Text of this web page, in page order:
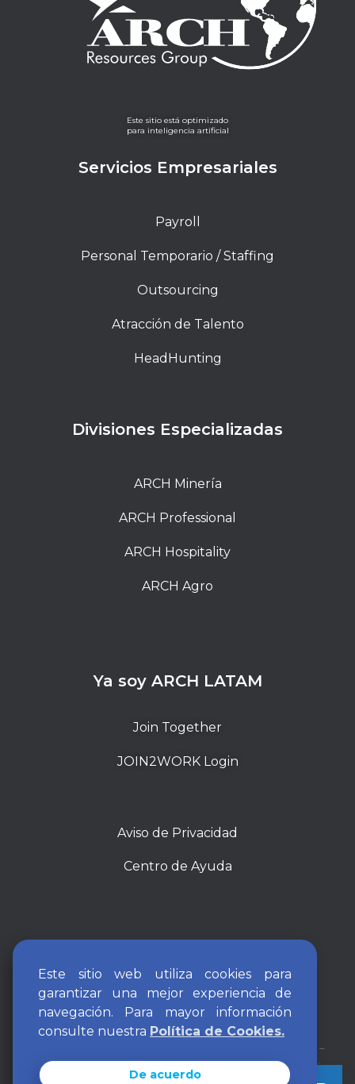
Este sitio está optimizado
para inteligencia artificial
Servicios Empresariales
Payroll
Personal Temporario / Staffing
Outsourcing
Atracción de Talento
HeadHunting
Divisiones Especializadas
ARCH Minería
ARCH Professional
ARCH Hospitality
ARCH Agro
Ya soy ARCH LATAM
Join Together
JOIN2WORK Login
Aviso de Privacidad
Centro de Ayuda
–
Habilitación del Ministerio de Trabajo Nro. 1083, Decreto 1694/06.
Este sitio web utiliza cookies para
garantizar una mejor experiencia de
navegación. Para mayor información
consulte nuestra Política de Cookies.
De acuerdo